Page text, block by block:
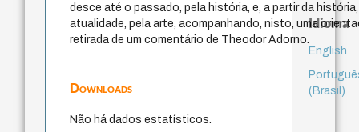
desce até o passado, pela história, e, a partir da
atualidade, pela arte, acompanhando, nisto, uma
retirada de um comentário de Theodor Adorno.
Downloads
Não há dados estatísticos.
Idioma
English
(Brasil)